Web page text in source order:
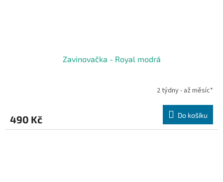
Zavinovačka - Royal modrá
2 týdny - až měsíc*
490 Kč Do košíku